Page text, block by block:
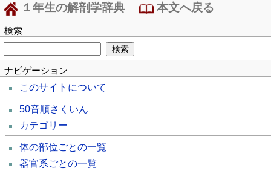
１年生の解剖学辞典 本文へ戻る
検索
ナビゲーション
このサイトについて
50音順さくいん
カテゴリー
体の部位ごとの一覧
器官系ごとの一覧